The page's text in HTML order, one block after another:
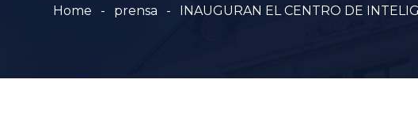
Home prensa INAUGURAN EL CENTRO DE